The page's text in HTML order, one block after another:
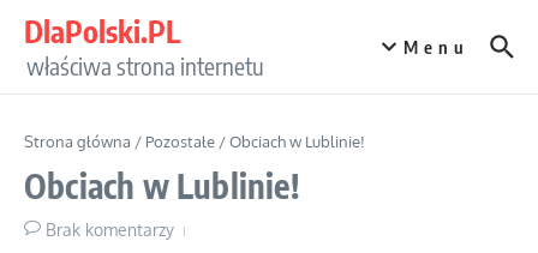
DlaPolski.PL
właściwa strona internetu
Menu
Strona główna / Pozostałe /Obciach w Lublinie!
Obciach w Lublinie!
Brak komentarzy